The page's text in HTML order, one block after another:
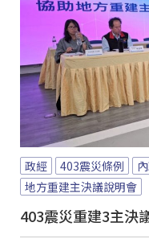
政經 403震災條例
地方重建主決議說明會
403震災重建3主決